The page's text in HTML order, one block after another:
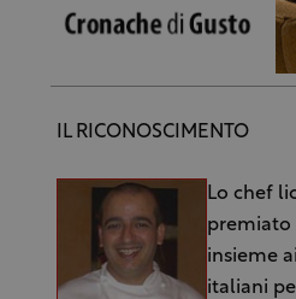
IL RICONOSCIMENTO
Lo chef
premiato
insieme
italiani